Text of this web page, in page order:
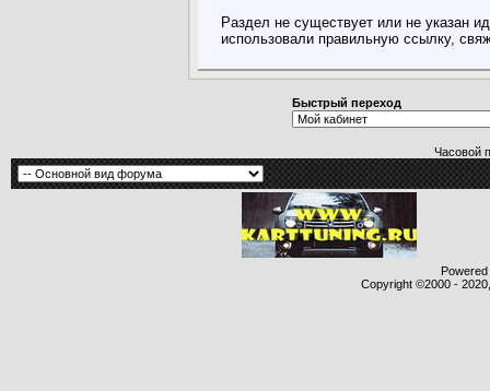
Раздел не существует или не указан
использовали правильную ссылку,
Быстрый переход
Часовой
Copyright ©2000 -